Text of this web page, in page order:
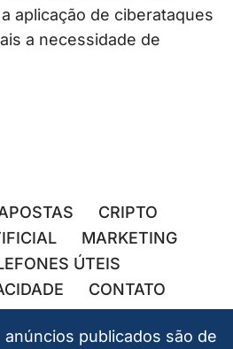
aplicação de ciberataques
a necessidade de
CRIPTO
MARKETING
ÚTEIS
CONTATO
publicados são de